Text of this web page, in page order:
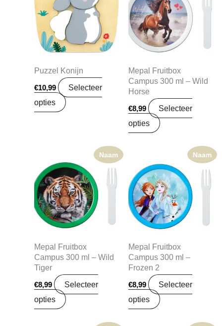
Puzzel Konijn
€10,99
Selecteer
opties
Mepal Fruitbox
Campus 300 ml – Wild
Horse
€8,99
Selecteer
opties
Naam
Mepal Fruitbox
Campus 300 ml – Wild
Tiger
€8,99
Selecteer
opties
Naam
Mepal Fruitbox
Campus 300 ml –
Frozen 2
€8,99
Selecteer
opties